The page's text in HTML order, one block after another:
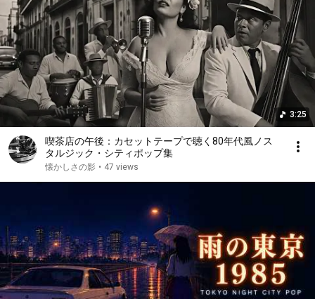
3:25
喫茶店の午後：カセットテープで聴く80年代風ノス
タルジック・シティポップ集
懐かしさの影 • 47 views